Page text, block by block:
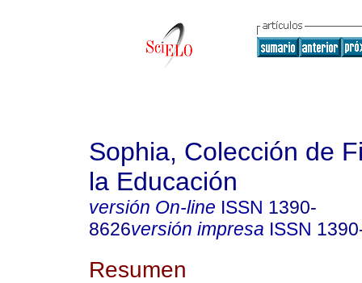
Sophia, Colección de
la Educación
versión On-line ISSN 1390-
8626versión impresa ISSN
Resumen